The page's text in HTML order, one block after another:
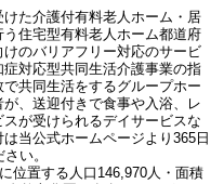
た介護付有料老人ホーム・居
住宅型有料老人ホーム都道府
のバリアフリー対応のサービ
対応型共同生活介護事業の指
共同生活をするグループホー
、送迎付きで食事や入浴、レ
が受けられるデイサービスな
当公式ホームページより365日
い。
位置する人口146,970人・面積